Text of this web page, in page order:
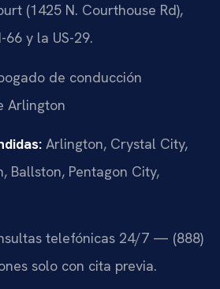
(1425 N. Courthouse Rd),
y la US-29.
de conducción
Arlington
Arlington, Crystal City,
Ballston, Pentagon City,
telefónicas 24/7 — (888)
solo con cita previa.